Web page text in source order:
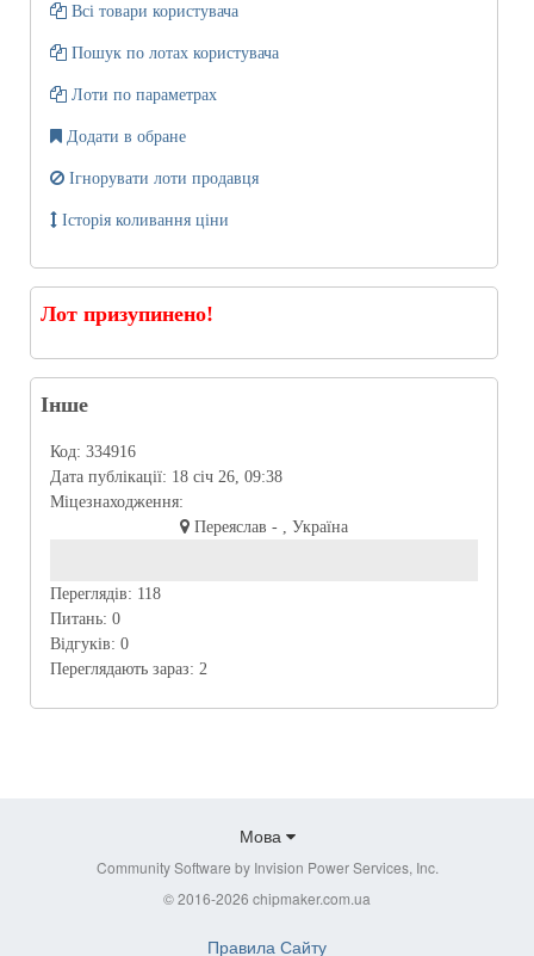
Всі товари користувача
Пошук по лотах користувача
Лоти по параметрах
Додати в обране
Ігнорувати лоти продавця
Історія коливання ціни
Лот призупинено!
Інше
Код: 334916
Дата публікації: 18 січ 26, 09:38
Міцезнаходження:
Переяслав - , Україна
Переглядів: 118
Питань: 0
Відгуків: 0
Переглядають зараз: 2
Мова
Community Software by Invision Power Services, Inc.
© 2016-2026 chipmaker.com.ua
Правила Сайту